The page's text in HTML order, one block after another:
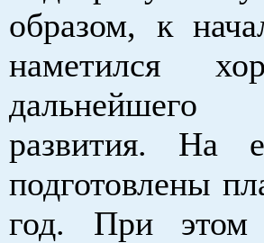
образом, к
наметился
дальнейшего
развития. На
подготовлены
год. При этом